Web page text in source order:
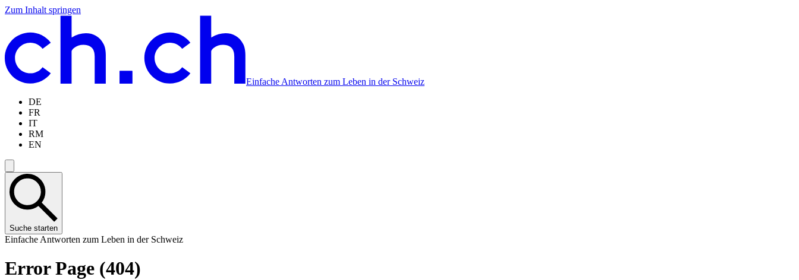
Zum Inhalt springen
Zum
springen
Zur
springen
Zur
springen
Zur
springen
Einfache Antworten zum Leben in der Schweiz
DE
FR
IT
RM
EN
Suche starten
Einfache Antworten zum Leben in der Schweiz
Error Page (404)